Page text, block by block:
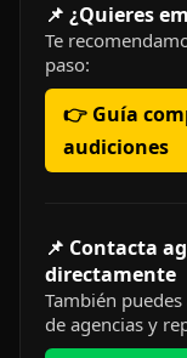
📌 ¿Quieres
Te
paso:
👉 Guía
audiciones
📌 Contacta
directamente
También
de agencias y